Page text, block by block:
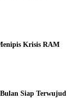
Krisis RAM
Siap Terwujud